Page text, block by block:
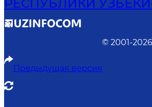
РЕСПУБЛИКИ
© 2001-2026
Предыдущая версия